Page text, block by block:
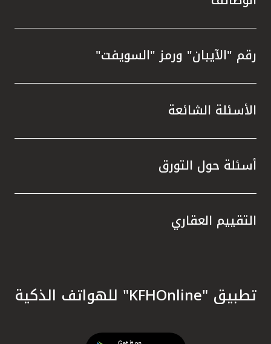
رقم "الآيبان" ورمز "السويفت"
الأسئلة الشائعة
أسئلة حول التورق
التقييم العقاري
تطبيق "KFHOnline" للهواتف الذكية